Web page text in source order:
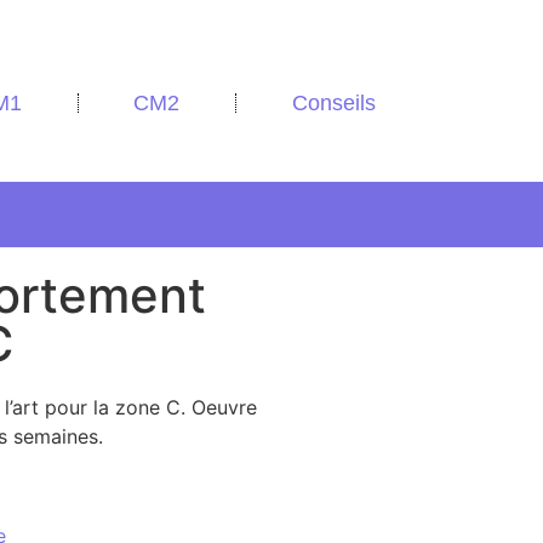
CM2 Conseils
pour la zone C. Oeuvre
semaines.